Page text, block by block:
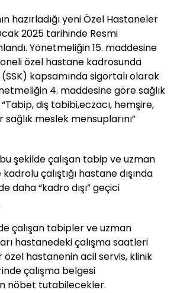
hazırladığı yeni Özel Hastaneler
2025 tarihinde Resmi
Yönetmeliğin 15. maddesine
özel hastane kadrosunda
kapsamında sigortalı olarak
4. maddesine göre sağlık
diş tabibi,eczacı, hemşire,
meslek mensuplarını”
şekilde çalışan tabip ve uzman
çalıştığı hastane dışında
daha “kadro dışı” geçici
çalışan tabipler ve uzman
hastanedeki çalışma saatleri
özel hastanenin acil servis, klinik
çalışma belgesi
nöbet tutabilecekler.